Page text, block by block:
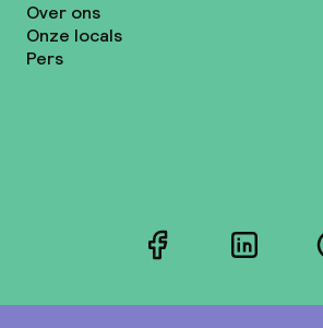
Over ons
Onze locals
Pers
Facebook